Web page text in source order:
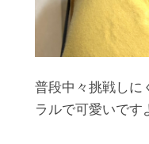
普段中々挑戦しに
ラルで可愛いです